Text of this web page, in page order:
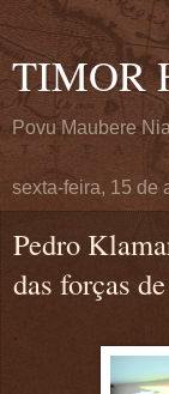
TIMOR
Povu Maubere
sexta-feira, 15 de
Pedro
das forças
.